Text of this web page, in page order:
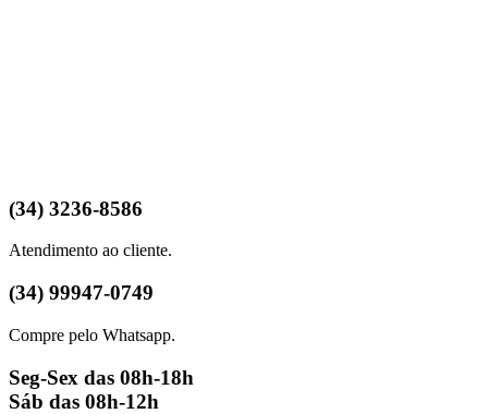
(34) 3236-8586
Atendimento ao cliente.
(34) 99947-0749
Compre pelo Whatsapp.
Seg-Sex das 08h-18h
Sáb das 08h-12h